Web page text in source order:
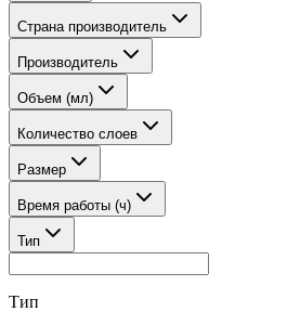
Страна производитель
Производитель
Объем (мл)
Количество слоев
Размер
Время работы (ч)
Тип
Тип